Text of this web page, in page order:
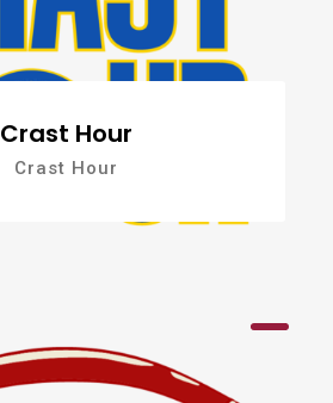
Crast Hour
Crast Hour